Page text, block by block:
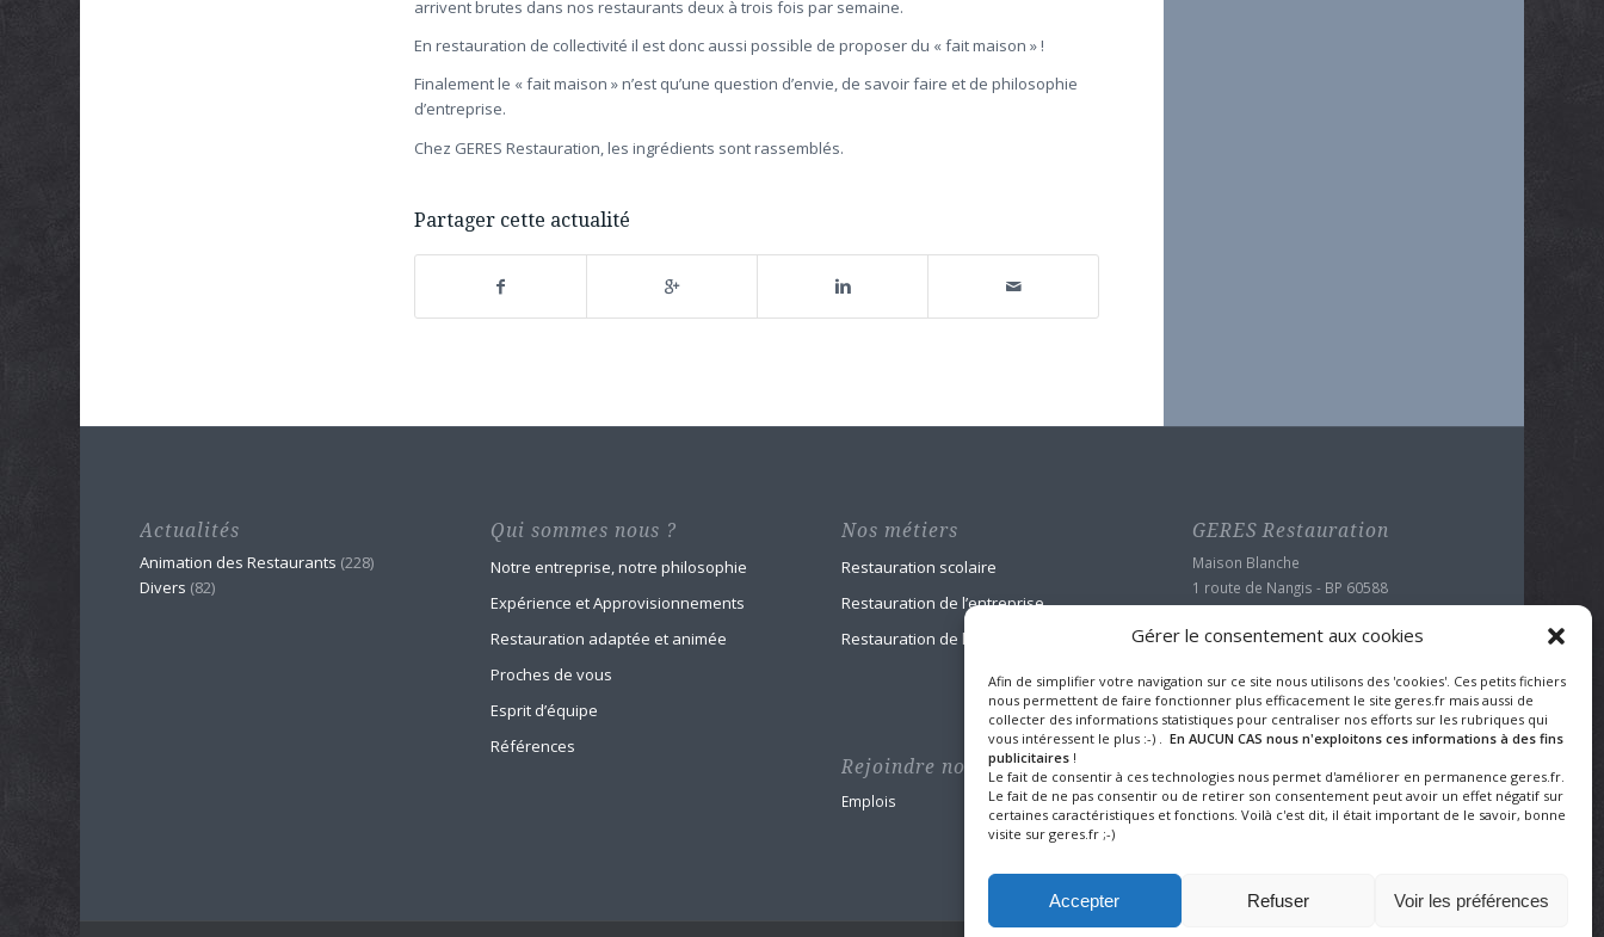
Gérer le consentement aux cookies
Afin de simplifier votre navigation sur ce site nous utilisons des 'cookies'. Ces petits fichiers
nous permettent de faire fonctionner plus efficacement le site geres.fr mais aussi de
collecter des informations statistiques pour centraliser nos efforts sur les rubriques qui
vous intéressent le plus :-) . En AUCUN CAS nous n'exploitons ces informations à des fins
publicitaires !
Le fait de consentir à ces technologies nous permet d'améliorer en permanence geres.fr.
Le fait de ne pas consentir ou de retirer son consentement peut avoir un effet négatif sur
certaines caractéristiques et fonctions. Voilà c'est dit, il était important de le savoir, bonne
visite sur geres.fr ;-)
Accepter Refuser Voir les préférences
arrivent brutes dans nos restaurants deux à trois fois par semaine.
En restauration de collectivité il est donc aussi possible de proposer du « fait maison » !
Finalement le « fait maison » n’est qu’une question d’envie, de savoir faire et de philosophie
d’entreprise.
Chez GERES Restauration, les ingrédients sont rassemblés.
Partager cette actualité
Actualités
Animation des Restaurants (228)
Divers (82)
Qui sommes nous ?
Notre entreprise, notre philosophie
Expérience et Approvisionnements
Restauration adaptée et animée
Proches de vous
Esprit d’équipe
Références
Nos métiers
Restauration scolaire
Restauration de l’entreprise
Restauration de la santé
Rejoindre nos équipes
Emplois
GERES Restauration
Maison Blanche
1 route de Nangis - BP 60588
Tel : 01 64 10 22 90
Mentions légales et protection des
données